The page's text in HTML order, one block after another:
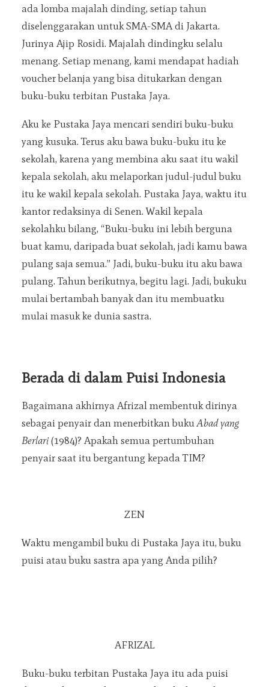
ada lomba majalah dinding, setiap tahun
diselenggarakan untuk SMA-SMA di Jakarta.
Jurinya Ajip Rosidi. Majalah dindingku selalu
menang. Setiap menang, kami mendapat hadiah
voucher belanja yang bisa ditukarkan dengan
buku-buku terbitan Pustaka Jaya.
Aku ke Pustaka Jaya mencari sendiri buku-buku
yang kusuka. Terus aku bawa buku-buku itu ke
sekolah, karena yang membina aku saat itu wakil
kepala sekolah, aku melaporkan judul-judul buku
itu ke wakil kepala sekolah. Pustaka Jaya, waktu itu
kantor redaksinya di Senen. Wakil kepala
sekolahku bilang, “Buku-buku ini lebih berguna
buat kamu, daripada buat sekolah, jadi kamu bawa
pulang saja semua.” Jadi, buku-buku itu aku bawa
pulang. Tahun berikutnya, begitu lagi. Jadi, bukuku
mulai bertambah banyak dan itu membuatku
mulai masuk ke dunia sastra.
Berada di dalam Puisi Indonesia
Bagaimana akhirnya Afrizal membentuk dirinya
sebagai penyair dan menerbitkan bukuAbad yang
Berlari(1984)? Apakah semua pertumbuhan
penyair saat itu bergantung kepada TIM?
ZEN
Waktu mengambil buku di Pustaka Jaya itu, buku
puisi atau buku sastra apa yang Anda pilih?
AFRIZAL
Buku-buku terbitan Pustaka Jaya itu ada puisi